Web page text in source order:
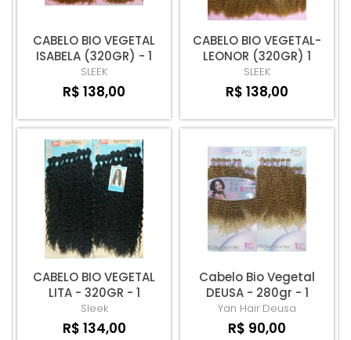
CABELO BIO VEGETAL
ISABELA (320GR) - 1
PACOTE
SLEEK
R$ 138,00
CABELO BIO VEGETAL-
LEONOR (320GR) 1
PACOTE
SLEEK
R$ 138,00
CABELO BIO VEGETAL
LITA - 320GR - 1
UNIDADE
Sleek
R$ 134,00
Cabelo Bio Vegetal
DEUSA - 280gr - 1
pacote
Yan Hair Deusa
R$ 90,00